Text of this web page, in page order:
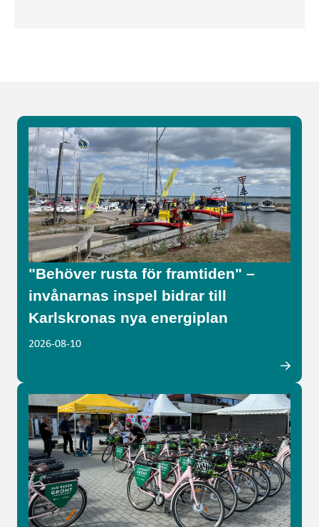
"Behöver rusta för framtiden" –
invånarnas inspel bidrar till
Karlskronas nya energiplan
2026-08-10